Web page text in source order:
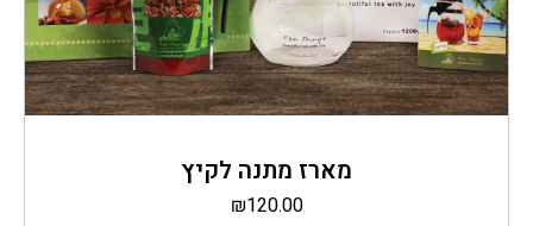
מארז מתנה לקיץ
₪120.00